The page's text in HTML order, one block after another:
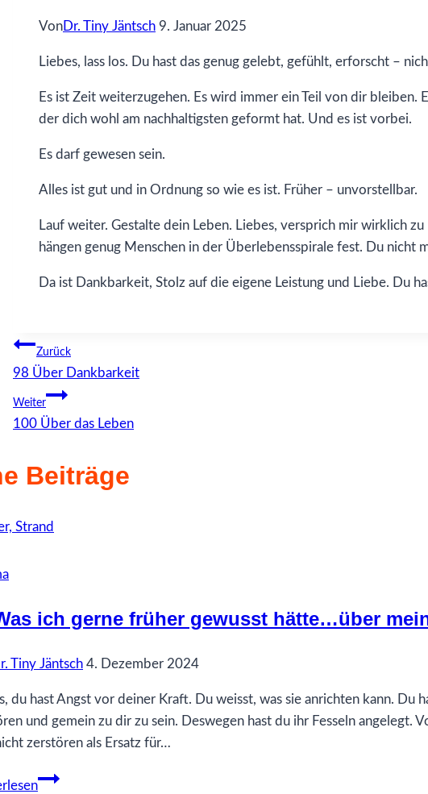
VonDr. Tiny Jäntsch 9. Januar 2025
Liebes, lass los. Du hast das genug gelebt, gefühlt, erforscht –
Es ist Zeit weiterzugehen. Es wird immer ein Teil von dir bleiben.
der dich wohl am nachhaltigsten geformt hat. Und es ist vorbei.
Es darf gewesen sein.
Alles ist gut und in Ordnung so wie es ist. Früher – unvorstellbar.
Lauf weiter. Gestalte dein Leben. Liebes, versprich mir wirklich
hängen genug Menschen in der Überlebensspirale fest. Du nicht
Da ist Dankbarkeit, Stolz auf die eigene Leistung und Liebe. Du
Beitragsnavigation
Zurück
98 Über Dankbarkeit
Weiter
100 Über das Leben
Beiträge
ich gerne früher gewusst hätte…über
Tiny Jäntsch 4. Dezember 2024
du hast Angst vor deiner Kraft. Du weisst, was sie anrichten kann. Du
und gemein zu dir zu sein. Deswegen hast du ihr Fesseln angelegt.
zerstören als Ersatz für…
73